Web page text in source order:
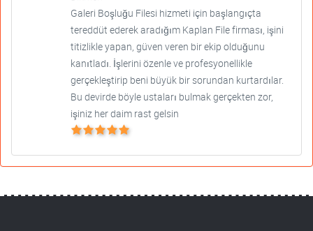
Galeri Boşluğu Filesi hizmeti için başlangıçta
tereddüt ederek aradığım Kaplan File firması, işini
titizlikle yapan, güven veren bir ekip olduğunu
kanıtladı. İşlerini özenle ve profesyonellikle
gerçekleştirip beni büyük bir sorundan kurtardılar.
Bu devirde böyle ustaları bulmak gerçekten zor,
işiniz her daim rast gelsin